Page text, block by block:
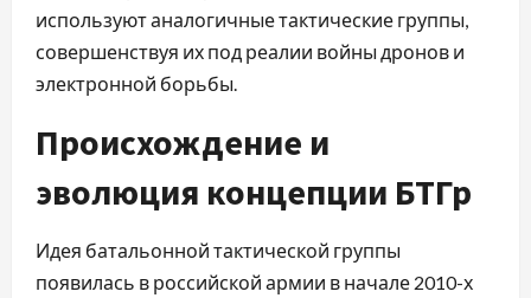
используют аналогичные тактические группы,
совершенствуя их под реалии войны дронов и
электронной борьбы.
Происхождение и
эволюция концепции БТГр
Идея батальонной тактической группы
появилась в российской армии в начале 2010-х